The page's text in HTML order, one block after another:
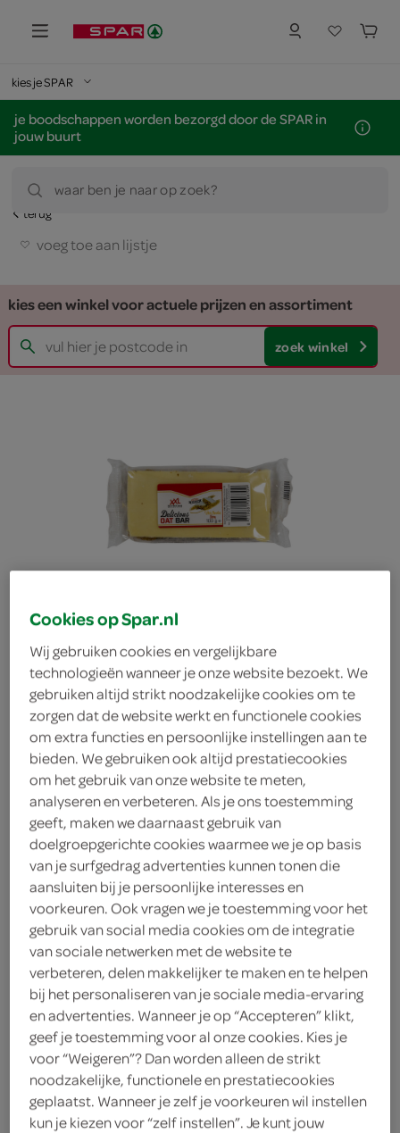
kies je SPAR
je boodschappen worden bezorgd door de SPAR in
jouw buurt
waar ben je naar op zoek?
terug
voeg toe aan lijstje
kies een winkel voor actuele prijzen en assortiment
zoek winkel
XXL Nutrition delicious
oat bar white chocolate
cherry
XXL Nutrition
2.
29
100 Gram
Let op: aanbiedingen zijn niet zichtbaar bij de
producten, maar worden wél automatisch
verwerkt in de winkelmand.
Cookies op Spar.nl
Wij gebruiken cookies en vergelijkbare
technologieën wanneer je onze website bezoekt. We
gebruiken altijd strikt noodzakelijke cookies om te
zorgen dat de website werkt en functionele cookies
om extra functies en persoonlijke instellingen aan te
bieden. We gebruiken ook altijd prestatiecookies
om het gebruik van onze website te meten,
analyseren en verbeteren. Als je ons toestemming
geeft, maken we daarnaast gebruik van
doelgroepgerichte cookies waarmee we je op basis
van je surfgedrag advertenties kunnen tonen die
aansluiten bij je persoonlijke interesses en
voorkeuren. Ook vragen we je toestemming voor het
gebruik van social media cookies om de integratie
van sociale netwerken met de website te
verbeteren, delen makkelijker te maken en te helpen
bij het personaliseren van je sociale media-ervaring
en advertenties. Wanneer je op “Accepteren” klikt,
geef je toestemming voor al onze cookies. Kies je
voor “Weigeren”? Dan worden alleen de strikt
noodzakelijke, functionele en prestatiecookies
geplaatst. Wanneer je zelf je voorkeuren wil instellen
kun je kiezen voor “zelf instellen”. Je kunt jouw